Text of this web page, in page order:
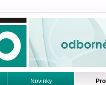
Odborné informácie. Online.
Novinky